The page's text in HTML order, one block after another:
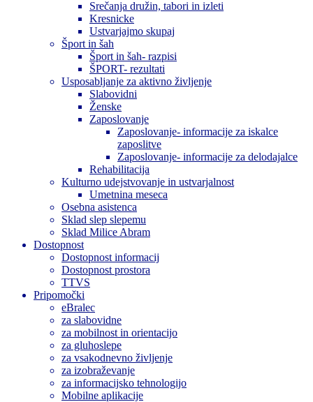
Srečanja družin, tabori in izleti
Kresnicke
Ustvarjajmo skupaj
Šport in šah
Šport in šah- razpisi
ŠPORT- rezultati
Usposabljanje za aktivno življenje
Slabovidni
Ženske
Zaposlovanje
Zaposlovanje- informacije za iskalce
zaposlitve
Zaposlovanje- informacije za delodajalce
Rehabilitacija
Kulturno udejstvovanje in ustvarjalnost
Umetnina meseca
Osebna asistenca
Sklad slep slepemu
Sklad Milice Abram
Dostopnost
Dostopnost informacij
Dostopnost prostora
TTVS
Pripomočki
eBralec
za slabovidne
za mobilnost in orientacijo
za gluhoslepe
za vsakodnevno življenje
za izobraževanje
za informacijsko tehnologijo
Mobilne aplikacije